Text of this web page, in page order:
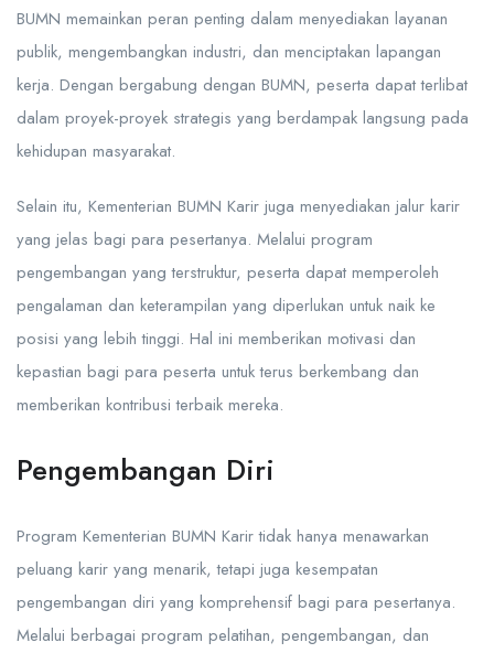
BUMN memainkan peran penting dalam menyediakan layanan
publik, mengembangkan industri, dan menciptakan lapangan
kerja. Dengan bergabung dengan BUMN, peserta dapat terlibat
dalam proyek-proyek strategis yang berdampak langsung pada
kehidupan masyarakat.
Selain itu, Kementerian BUMN Karir juga menyediakan jalur karir
yang jelas bagi para pesertanya. Melalui program
pengembangan yang terstruktur, peserta dapat memperoleh
pengalaman dan keterampilan yang diperlukan untuk naik ke
posisi yang lebih tinggi. Hal ini memberikan motivasi dan
kepastian bagi para peserta untuk terus berkembang dan
memberikan kontribusi terbaik mereka.
Pengembangan Diri
Program Kementerian BUMN Karir tidak hanya menawarkan
peluang karir yang menarik, tetapi juga kesempatan
pengembangan diri yang komprehensif bagi para pesertanya.
Melalui berbagai program pelatihan, pengembangan, dan